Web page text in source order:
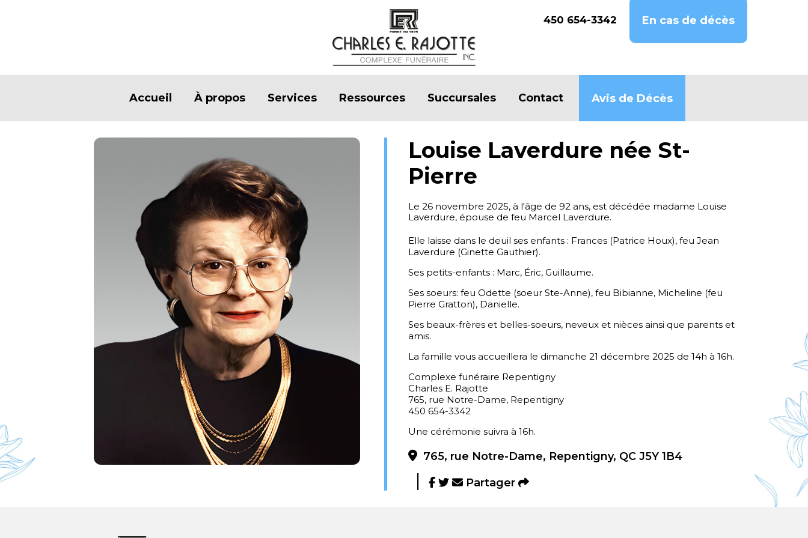
450 654-3342 En cas de décès
Accueil À propos Services Ressources Succursales Contact Avis de Décès
Louise Laverdure née St-
Pierre
Le 26 novembre 2025, à l'âge de 92 ans, est décédée madame Louise
Laverdure, épouse de feu Marcel Laverdure.
Elle laisse dans le deuil ses enfants : Frances (Patrice Houx), feu Jean
Laverdure (Ginette Gauthier).
Ses petits-enfants : Marc, Éric, Guillaume.
Ses soeurs: feu Odette (soeur Ste-Anne), feu Bibianne, Micheline (feu
Pierre Gratton), Danielle.
Ses beaux-frères et belles-soeurs, neveux et nièces ainsi que parents et
amis.
La famille vous accueillera le dimanche 21 décembre 2025 de 14h à 16h.
Complexe funéraire Repentigny
Charles E. Rajotte
765, rue Notre-Dame, Repentigny
450 654-3342
Une cérémonie suivra à 16h.
765, rue Notre-Dame, Repentigny, QC J5Y 1B4
Partager